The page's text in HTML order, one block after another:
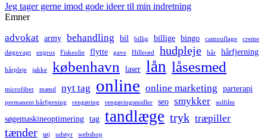
Jeg tager gerne imod gode ideer til min indretning
Emner
advokat army behandling bil billig billige bingo camouflage creme
døgnvagt engros Fiskeolie flytte gave Hillerød hudpleje hår hårfjerning
hårpleje jakke københavn laser lån låsesmed
microfiber mænd nyt tag online online marketing parterapi
permanent hårfjerning rengøring rengøringsmidler seo smykker solfilm
søgemaskineoptimering tag tandlæge tryk træpiller
tænder tøj udstyr webshop